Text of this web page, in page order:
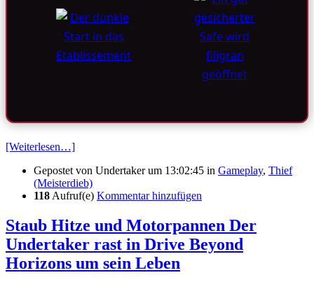
[Weiterlesen…]
Gepostet von Undertakerum 13:02:45 in Gameplay, Thief
(Meisterdieb)
118 Aufruf(e) Kommentar hinzufügen
Staub Hitze und Motorpannen Der
Undertaker rast in Drive Beyond
Horizons um sein Leben